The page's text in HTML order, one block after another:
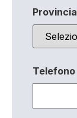
Provincia
Telefono